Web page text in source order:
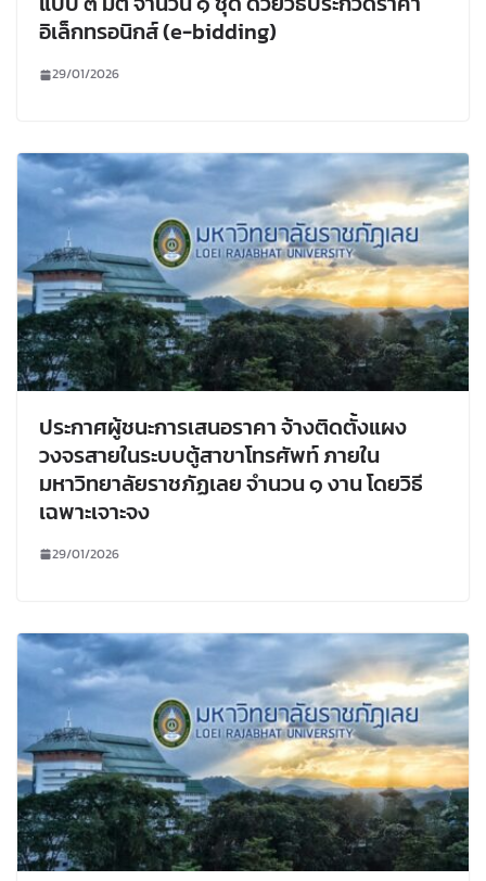
อิเล็กทรอนิกส์ (e-bidding)
29/01/2026
ประกาศผู้ชนะการเสนอราคา จ้างติดตั้งแผง
วงจรสายในระบบตู้สาขาโทรศัพท์ ภายใน
มหาวิทยาลัยราชภัฏเลย จำนวน ๑ งาน โดยวิธี
เฉพาะเจาะจง
29/01/2026